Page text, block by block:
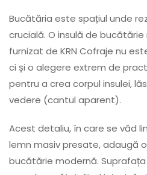
Bucătăria este spațiul unde
crucială. O insulă de
furnizat de KRN Cofraje nu
ci și o alegere extrem de
pentru a crea corpul insulei,
vedere (cantul aparent).
Acest detaliu, în care se văd
lemn masiv presate, adaugă
bucătărie modernă.